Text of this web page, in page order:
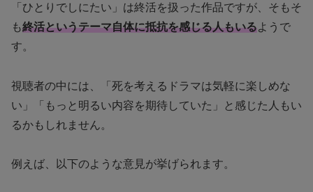
「ひとりでしにたい」は終活を扱った作品ですが、そもそ
も終活というテーマ自体に抵抗を感じる人もいるようで
す。
視聴者の中には、「死を考えるドラマは気軽に楽しめな
い」「もっと明るい内容を期待していた」と感じた人もい
るかもしれません。
例えば、以下のような意見が挙げられます。